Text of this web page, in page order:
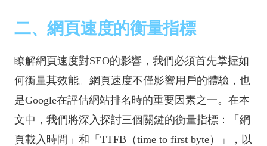
二、網頁速度的衡量指標
瞭解網頁速度對SEO的影響，我們必須首先掌握如
何衡量其效能。網頁速度不僅影響用戶的體驗，也
是Google在評估網站排名時的重要因素之一。在本
文中，我們將深入探討三個關鍵的衡量指標：「網
頁載入時間」和「TTFB（time to first byte）」，以